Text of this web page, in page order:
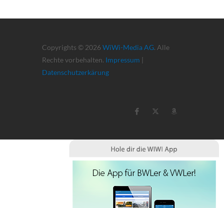
Copyrights © 2026 WiWi-Media AG. Alle
Rechte vorbehalten. Impressum |
Datenschutzerkärung